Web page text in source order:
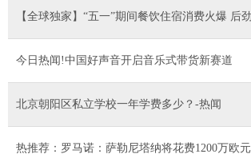
【全球独家】“五一”期间餐饮住宿消费火爆 后
今日热闻!中国好声音开启音乐式带货新赛道
北京朝阳区私立学校一年学费多少？-热闻
热推荐：罗马诺：萨勒尼塔纳将花费1200万欧